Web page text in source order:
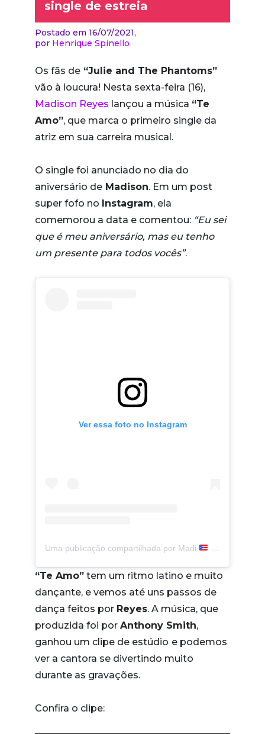
single de estreia
Postado em 16/07/2021,
por Henrique Spinello
Os fãs de “Julie and The Phantoms”
vão à loucura! Nesta sexta-feira (16),
Madison Reyes lançou a música “Te
Amo”, que marca o primeiro single da
atriz em sua carreira musical.
O single foi anunciado no dia do
aniversário de Madison. Em um post
super fofo no Instagram, ela
comemorou a data e comentou: “Eu sei
que é meu aniversário, mas eu tenho
um presente para todos vocês”.
Ver essa foto no Instagram
Uma publicação compartilhada por Madi
“Te Amo” tem um ritmo latino e muito
dançante, e vemos até uns passos de
dança feitos por Reyes. A música, que
produzida foi por Anthony Smith,
ganhou um clipe de estúdio e podemos
ver a cantora se divertindo muito
durante as gravações.
Confira o clipe: